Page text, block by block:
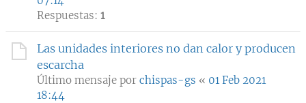
Respuestas: 1
Las unidades interiores no dan calor y producen
escarcha
Último mensaje por chispas-gs « 01 Feb 2021
18:44